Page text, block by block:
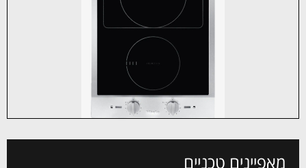
מאפיינים טכניים